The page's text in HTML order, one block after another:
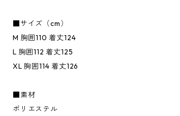
■サイズ（cm）
M 胸囲110 着丈124
L 胸囲112 着丈125
XL 胸囲114 着丈126
■素材
ポリエステル